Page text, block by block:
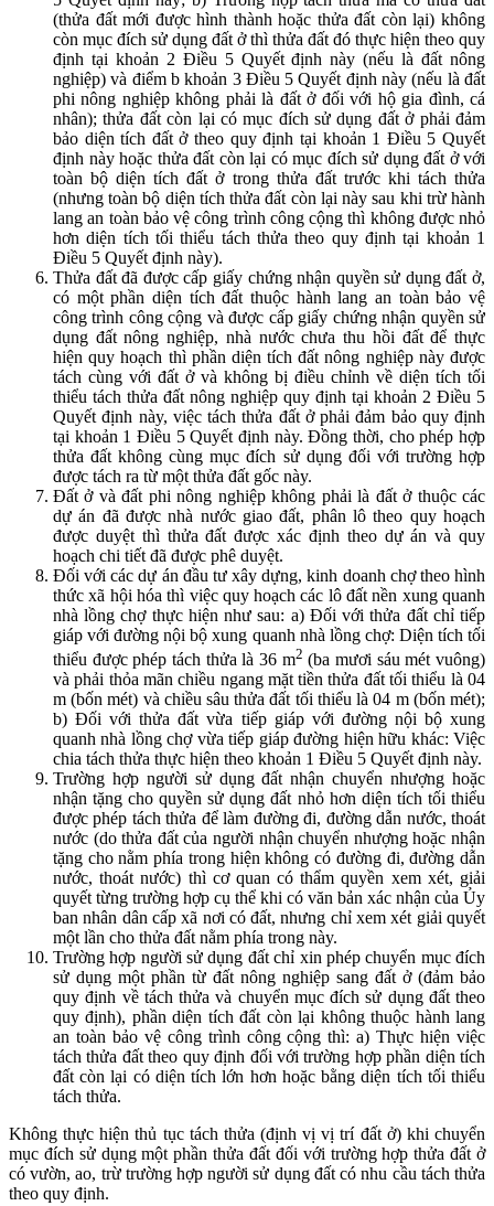
(thửa đất mới được hình thành hoặc thửa đất còn lại) không
còn mục đích sử dụng đất ở thì thửa đất đó thực hiện theo quy
định tại khoản 2 Điều 5 Quyết định này (nếu là đất nông
nghiệp) và điểm b khoản 3 Điều 5 Quyết định này (nếu là đất
phi nông nghiệp không phải là đất ở đối với hộ gia đình, cá
nhân); thửa đất còn lại có mục đích sử dụng đất ở phải đảm
bảo diện tích đất ở theo quy định tại khoản 1 Điều 5 Quyết
định này hoặc thửa đất còn lại có mục đích sử dụng đất ở với
toàn bộ diện tích đất ở trong thửa đất trước khi tách thửa
(nhưng toàn bộ diện tích thửa đất còn lại này sau khi trừ hành
lang an toàn bảo vệ công trình công cộng thì không được nhỏ
hơn diện tích tối thiểu tách thửa theo quy định tại khoản 1
Điều 5 Quyết định này).
Thửa đất đã được cấp giấy chứng nhận quyền sử dụng đất ở,
có một phần diện tích đất thuộc hành lang an toàn bảo vệ
công trình công cộng và được cấp giấy chứng nhận quyền sử
dụng đất nông nghiệp, nhà nước chưa thu hồi đất để thực
hiện quy hoạch thì phần diện tích đất nông nghiệp này được
tách cùng với đất ở và không bị điều chỉnh về diện tích tối
thiểu tách thửa đất nông nghiệp quy định tại khoản 2 Điều 5
Quyết định này, việc tách thửa đất ở phải đảm bảo quy định
tại khoản 1 Điều 5 Quyết định này. Đồng thời, cho phép hợp
thửa đất không cùng mục đích sử dụng đối với trường hợp
được tách ra từ một thửa đất gốc này.
Đất ở và đất phi nông nghiệp không phải là đất ở thuộc các
dự án đã được nhà nước giao đất, phân lô theo quy hoạch
được duyệt thì thửa đất được xác định theo dự án và quy
hoạch chi tiết đã được phê duyệt.
Đối với các dự án đầu tư xây dựng, kinh doanh chợ theo hình
thức xã hội hóa thì việc quy hoạch các lô đất nền xung quanh
nhà lồng chợ thực hiện như sau: a) Đối với thửa đất chỉ tiếp
giáp với đường nội bộ xung quanh nhà lồng chợ: Diện tích tối
thiểu được phép tách thửa là 36 m2 (ba mươi sáu mét vuông)
và phải thỏa mãn chiều ngang mặt tiền thửa đất tối thiểu là 04
m (bốn mét) và chiều sâu thửa đất tối thiểu là 04 m (bốn mét);
b) Đối với thửa đất vừa tiếp giáp với đường nội bộ xung
quanh nhà lồng chợ vừa tiếp giáp đường hiện hữu khác: Việc
chia tách thửa thực hiện theo khoản 1 Điều 5 Quyết định này.
Trường hợp người sử dụng đất nhận chuyển nhượng hoặc
nhận tặng cho quyền sử dụng đất nhỏ hơn diện tích tối thiểu
được phép tách thửa để làm đường đi, đường dẫn nước, thoát
nước (do thửa đất của người nhận chuyển nhượng hoặc nhận
tặng cho nằm phía trong hiện không có đường đi, đường dẫn
nước, thoát nước) thì cơ quan có thẩm quyền xem xét, giải
quyết từng trường hợp cụ thể khi có văn bản xác nhận của Ủy
ban nhân dân cấp xã nơi có đất, nhưng chỉ xem xét giải quyết
một lần cho thửa đất nằm phía trong này.
Trường hợp người sử dụng đất chỉ xin phép chuyển mục đích
sử dụng một phần từ đất nông nghiệp sang đất ở (đảm bảo
quy định về tách thửa và chuyển mục đích sử dụng đất theo
quy định), phần diện tích đất còn lại không thuộc hành lang
an toàn bảo vệ công trình công cộng thì: a) Thực hiện việc
tách thửa đất theo quy định đối với trường hợp phần diện tích
đất còn lại có diện tích lớn hơn hoặc bằng diện tích tối thiểu
tách thửa.
Không thực hiện thủ tục tách thửa (định vị vị trí đất ở) khi chuyển
mục đích sử dụng một phần thửa đất đối với trường hợp thửa đất ở
có vườn, ao, trừ trường hợp người sử dụng đất có nhu cầu tách thửa
theo quy định.